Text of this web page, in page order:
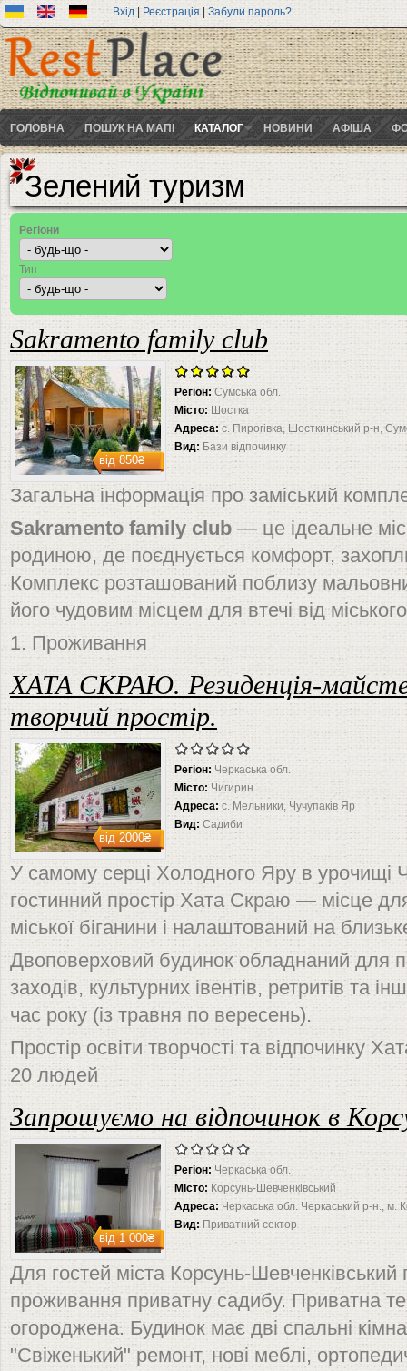
Вхід | Реєстрація|Забули пароль?
ГОЛОВНА ПОШУК НА МАПІ КАТАЛОГ НОВИНИ АФІША
Зелений туризм
Регіони
Тип
Sakramento family club
від850₴
Регіон:Сумська обл.
Місто: Шостка
Адреса:с. Пирогівка, Шосткинський р-н,
Вид: Бази відпочинку
Загальна інформація про заміський
Sakramento family club— це ідеальне
родиною, де поєднується комфорт,
Комплекс розташований поблизу
його чудовим місцем для втечі від
1. Проживання
ХАТА СКРАЮ. Резиденція-
творчий простір.
від2000₴
Регіон: Черкаська обл.
Місто: Чигирин
Адреса: с. Мельники, Чучупаків Яр
Вид: Садиби
У самому серці Холодного Яру в урочищі
гостинний простір Хата Скраю — місце
міської біганини і налаштований на
Двоповерховий будинок обладнаний для
заходів, культурних івентів, ретритів та
час року (із травня по вересень).
Простір освіти творчості та відпочинку
20 людей
Запрошуємо на відпочинок в
від1 000₴
Регіон: Черкаська обл.
Місто: Корсунь-Шевченківський
Адреса:Черкаська обл. Черкаський р-н., м.
Вид:Приватний сектор
Для гостей міста Корсунь-
проживання приватну садибу. Приватна
огороджена. Будинок має дві спальні
"Свіженький" ремонт, нові меблі,